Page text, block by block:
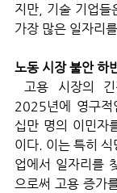
지만, 기술 기업
가장 많은 일자리
노동 시장 불안 하
2025년에 영구
십만 명의 이민자
이다. 이는 특히
업에서 일자리를
으로써 고용 증가